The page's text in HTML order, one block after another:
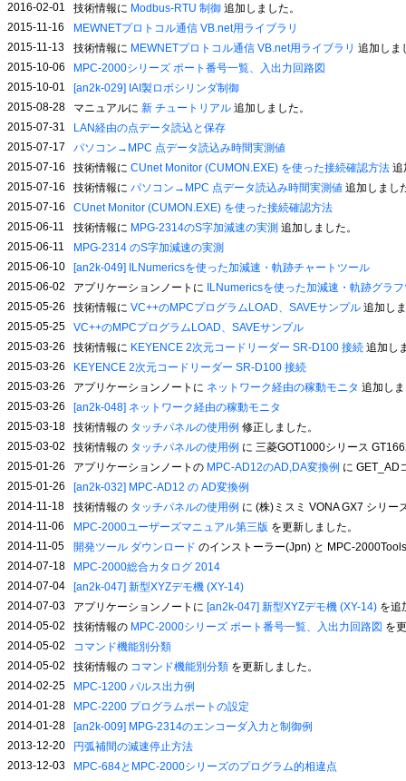
2016-02-01
技術情報に Modbus-RTU 制御 追加しました。
2015-11-16
MEWNETプロトコル通信 VB.net用ライブラリ
2015-11-13
技術情報に MEWNETプロトコル通信 VB.net用ライブラリ 追加しま
2015-10-06
MPC-2000シリーズ ポート番号一覧、入出力回路図
2015-10-01
[an2k-029] IAI製ロボシリンダ制御
2015-08-28
マニュアルに 新 チュートリアル 追加しました。
2015-07-31
LAN経由の点データ読込と保存
2015-07-17
パソコン→MPC 点データ読込み時間実測値
2015-07-16
技術情報に CUnet Monitor (CUMON.EXE) を使った接続確認方法 追
2015-07-16
技術情報に パソコン→MPC 点データ読込み時間実測値 追加しまし
2015-07-16
CUnet Monitor (CUMON.EXE) を使った接続確認方法
2015-06-11
技術情報に MPG-2314のS字加減速の実測 追加しました。
2015-06-11
MPG-2314 のS字加減速の実測
2015-06-10
[an2k-049] ILNumericsを使った加減速・軌跡チャートツール
2015-06-02
アプリケーションノートに
ILNumericsを使った加減速・軌跡グラ
2015-05-26
技術情報に VC++のMPCプログラムLOAD、SAVEサンプル 追加し
2015-05-25
VC++のMPCプログラムLOAD、SAVEサンプル
2015-03-26
技術情報に KEYENCE 2次元コードリーダー SR-D100 接続 追加し
2015-03-26
KEYENCE 2次元コードリーダー SR-D100 接続
2015-03-26
アプリケーションノートに ネットワーク経由の稼動モニタ 追加し
2015-03-26
[an2k-048] ネットワーク経由の稼動モニタ
2015-03-18
技術情報の タッチパネルの使用例 修正しました。
2015-03-02
技術情報の タッチパネルの使用例 に 三菱GOT1000シリース
2015-01-26
アプリケーションノートの MPC-AD12のAD,DA変換例 に GET_AD
2015-01-26
[an2k-032] MPC-AD12 の AD変換例
2014-11-18
技術情報の タッチパネルの使用例 に (株)ミスミ VONA GX7 シリー
2014-11-06
MPC-2000ユーザーズマニュアル第三版 を更新しました。
2014-11-05
開発ツール ダウンロード のインストーラー(Jpn) と MPC-
2014-07-18
MPC-2000総合カタログ 2014
2014-07-04
[an2k-047] 新型XYZデモ機 (XY-14)
2014-07-03
アプリケーションノートに [an2k-047] 新型XYZデモ機 (XY-14) を追
2014-05-02
技術情報の MPC-2000シリーズ ポート番号一覧、入出力回路図 を
2014-05-02
コマンド機能別分類
2014-05-02
技術情報の コマンド機能別分類 を更新しました。
2014-02-25
MPC-1200 パルス出力例
2014-01-28
MPC-2200 プログラムポートの設定
2014-01-28
[an2k-009] MPG-2314のエンコーダ入力と制御例
2013-12-20
円弧補間の減速停止方法
2013-12-03
MPC-684とMPC-2000シリーズのプログラム的相違点